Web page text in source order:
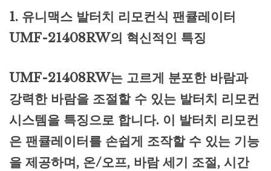
1. 유니맥스 발터치 리모컨식 팬큘레이터
UMF-21408RW의 혁신적인 특징
UMF-21408RW는 고르게 분포한 바람과
강력한 바람을 조절할 수 있는 발터치 리모컨
시스템을 특징으로 합니다. 이 발터치 리모컨
은 팬큘레이터를 손쉽게 조작할 수 있는 기능
을 제공하며, 온/오프, 바람 세기 조절, 시간